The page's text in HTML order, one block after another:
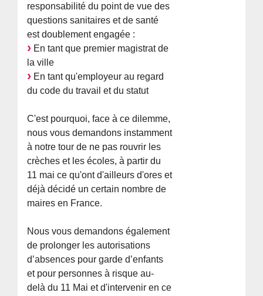
responsabilité du point de vue des
questions sanitaires et de santé
est doublement engagée :
En tant que premier magistrat de
la ville
En tant qu'employeur au regard
du code du travail et du statut
C'est pourquoi, face à ce dilemme,
nous vous demandons instamment
à notre tour de ne pas rouvrir les
crèches et les écoles, à partir du
11 mai ce qu'ont d'ailleurs d'ores et
déjà décidé un certain nombre de
maires en France.
Nous vous demandons également
de prolonger les autorisations
d’absences pour garde d’enfants
et pour personnes à risque au-
delà du 11 Mai et d'intervenir en ce